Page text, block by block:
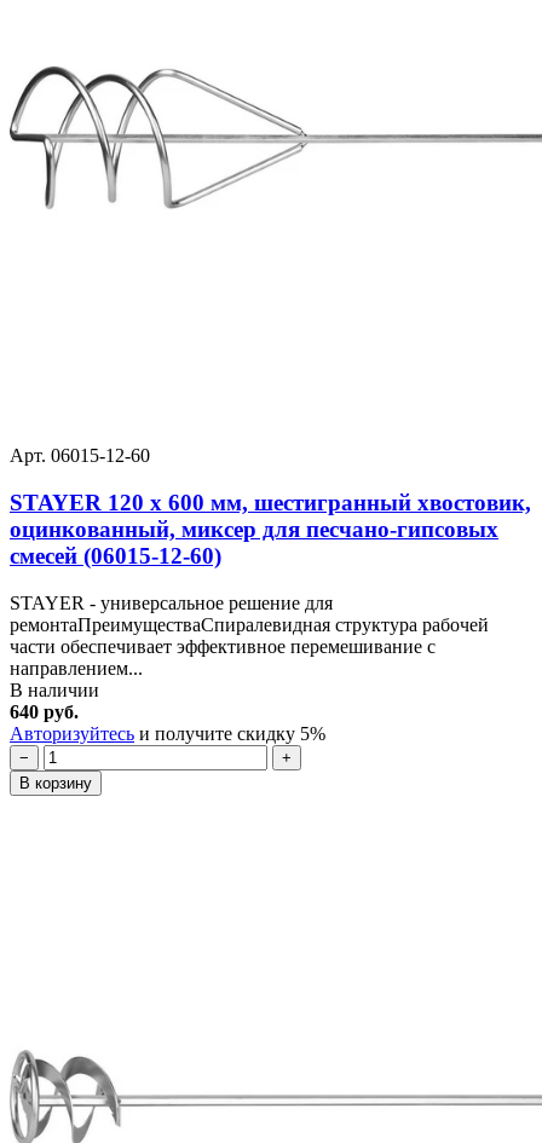
Арт. 06015-12-60
STAYER 120 х 600 мм, шестигранный хвостовик,
оцинкованный, миксер для песчано-гипсовых
смесей (06015-12-60)
STAYER - универсальное решение для
ремонтаПреимуществаСпиралевидная структура рабочей
части обеспечивает эффективное перемешивание с
направлением...
В наличии
640 руб.
Авторизуйтесь и получите скидку 5%
−
+
В корзину